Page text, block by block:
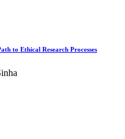
to Ethical Research Processes